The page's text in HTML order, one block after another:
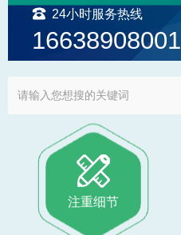
24小时服务热线
16638908001
注重细节